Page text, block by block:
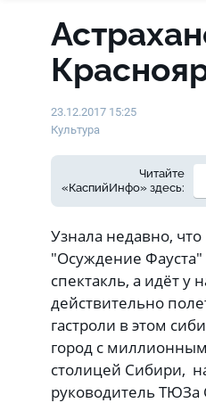
23.12.2017 15:25
Культура
Читайте
«КаспийИнфо» здесь:
Узнала недавно,
"Осуждение
спектакль, а идёт у
действительно
гастроли в этом
город с
столицей Сибири,
руководитель ТЮЗа